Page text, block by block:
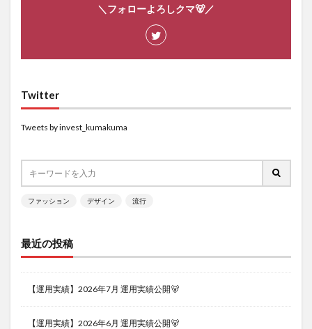
＼フォローよろしクマ🐻／
Twitter
Tweets by invest_kumakuma
ファッション デザイン 流行
最近の投稿
【運用実績】2026年7月 運用実績公開🐻
【運用実績】2026年6月 運用実績公開🐻